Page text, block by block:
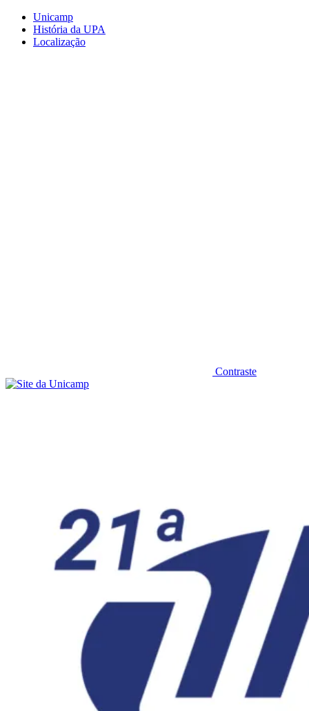
Conteúdo principal
Unicamp
História da UPA
Localização
Contraste